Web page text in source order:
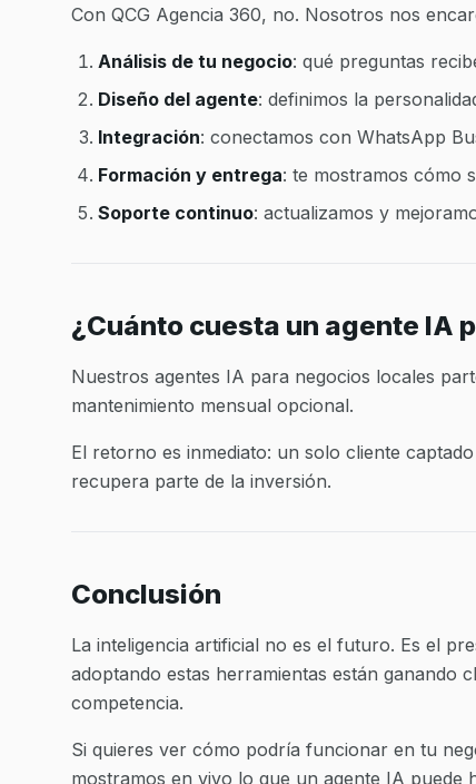
Con QCG Agencia 360, no. Nosotros nos
Análisis de tu negocio: qué preguntas
Diseño del agente: definimos la
Integración: conectamos con WhatsApp
Formación y entrega: te mostramos cómo
Soporte continuo: actualizamos y
¿Cuánto cuesta un agente IA
Nuestros agentes IA para negocios locales
mantenimiento mensual opcional.
El retorno es inmediato: un solo cliente
recupera parte de la inversión.
Conclusión
La inteligencia artificial no es el futuro. Es el
adoptando estas herramientas están ganando
competencia.
Si quieres ver cómo podría funcionar en tu
mostramos en vivo lo que un agente IA puede